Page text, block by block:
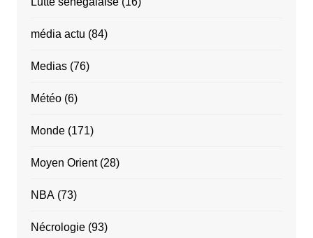
média actu (84)
Medias(76)
Météo(6)
Monde(171)
Moyen Orient(28)
NBA(73)
Nécrologie(93)